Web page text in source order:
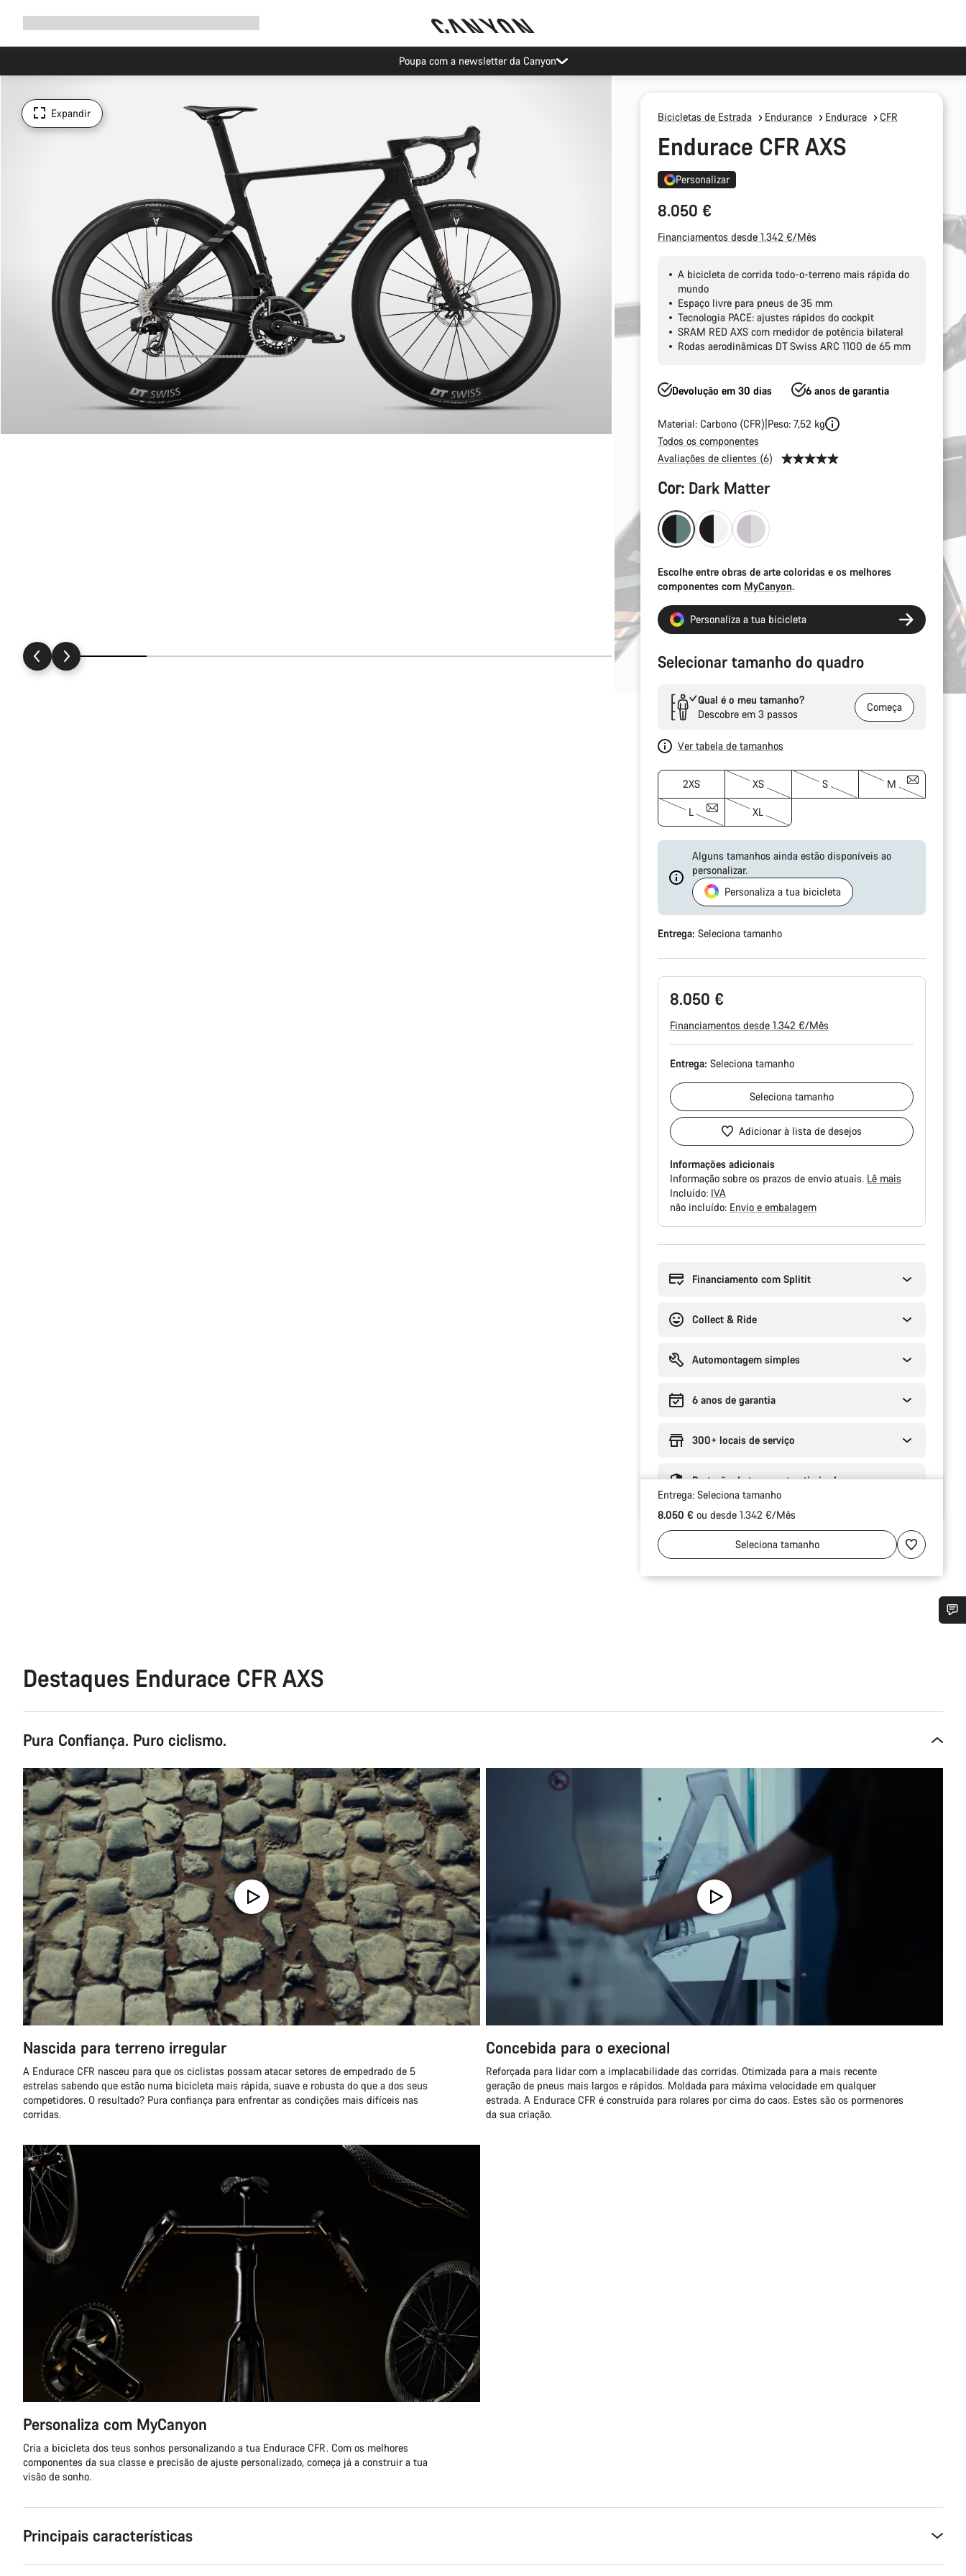
navegação
Poupa com a newsletter da Canyon
Expandir Bicicletas de Estrada Endurance Endurace CFR
Endurace CFR AXS
Personalizar
8.050 €
Financiamentos desde 1.342 €/Mês
A bicicleta de corrida todo-o-terreno mais rápida do
mundo
Espaço livre para pneus de 35 mm
Tecnologia PACE: ajustes rápidos do cockpit
SRAM RED AXS com medidor de potência bilateral
Rodas aerodinâmicas DT Swiss ARC 1100 de 65 mm
Devolução em 30 dias 6 anos de garantia
Material: Carbono (CFR) Peso: 7,52 kg
Todos os componentes
Avaliações de clientes (6)
Configuração
do
produto
Cor: Dark Matter
Escolhe entre obras de arte coloridas e os melhores
componentes com MyCanyon.
Personaliza a tua bicicleta
Selecionar tamanho do quadro
Qual é o meu tamanho?
Descobre em 3 passos
Começa
Ver tabela de tamanhos
2XS XS S M
L XL
Alguns tamanhos ainda estão disponíveis ao
personalizar.
Personaliza a tua bicicleta
Entrega: Seleciona tamanho
8.050 €
Financiamentos desde 1.342 €/Mês
Entrega: Seleciona tamanho
Seleciona tamanho
Adicionar à lista de desejos
Informações adicionais
Informação sobre os prazos de envio atuais. Lê mais
Incluído: IVA
não incluído: Envio e embalagem
compra
Financiamento com Splitit
Collect & Ride
Automontagem simples
6 anos de garantia
300+ locais de serviço
Proteção de transporte otimizada
Entrega: Seleciona tamanho
8.050 € ou desde 1.342 €/Mês
Seleciona tamanho
Destaques Endurace CFR AXS
Pura Confiança. Puro ciclismo.
Nascida para terreno irregular
A Endurace CFR nasceu para que os ciclistas possam atacar setores de empedrado de 5
estrelas sabendo que estão numa bicicleta mais rápida, suave e robusta do que a dos seus
competidores. O resultado? Pura confiança para enfrentar as condições mais difíceis nas
corridas.
Concebida para o execional
Reforçada para lidar com a implacabilidade das corridas. Otimizada para a mais recente
geração de pneus mais largos e rápidos. Moldada para máxima velocidade em qualquer
estrada. A Endurace CFR é construída para rolares por cima do caos. Estes são os pormenores
da sua criação.
Personaliza com MyCanyon
Cria a bicicleta dos teus sonhos personalizando a tua Endurace CFR. Com os melhores
componentes da sua classe e precisão de ajuste personalizado, começa já a construir a tua
visão de sonho.
Principais características